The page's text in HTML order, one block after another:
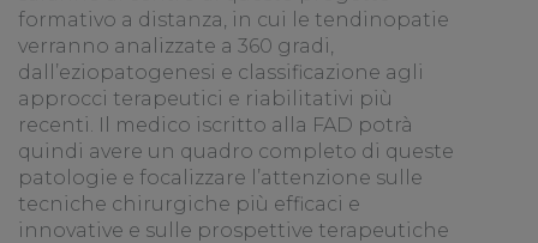
formativo a distanza, in cui le tendinopatie
verranno analizzate a 360 gradi,
dall’eziopatogenesi e classificazione agli
approcci terapeutici e riabilitativi più
recenti. Il medico iscritto alla FAD potrà
quindi avere un quadro completo di queste
patologie e focalizzare l’attenzione sulle
tecniche chirurgiche più efficaci e
innovative e sulle prospettive terapeutiche